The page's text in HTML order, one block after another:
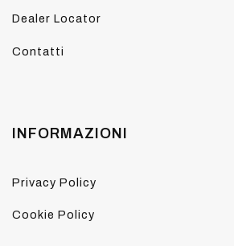
Dealer Locator
Contatti
INFORMAZIONI
Privacy Policy
Cookie Policy